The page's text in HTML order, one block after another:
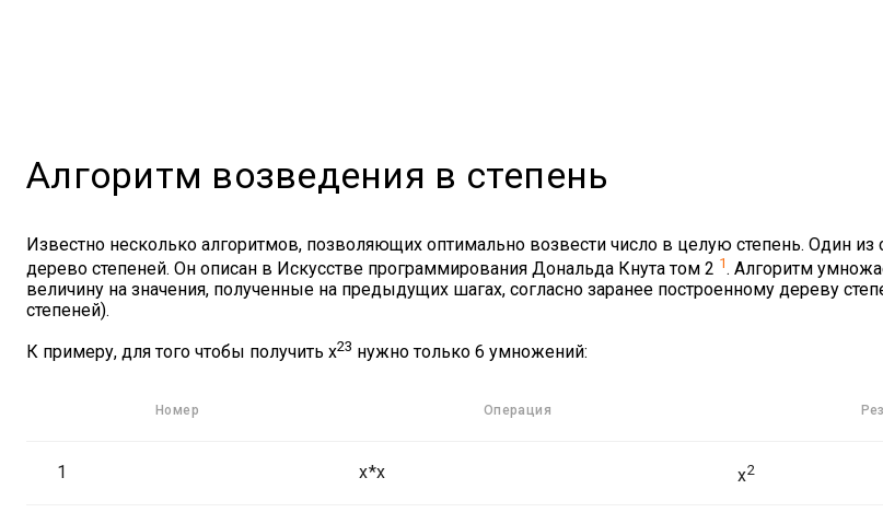
Алгоритм возведения в степень
Известно несколько алгоритмов, позволяющих оптимально возвести число в целую степень. Один
дерево степеней. Он описан в Искусстве программирования Дональда Кнута том 2 1. Алгоритм
величину на значения, полученные на предыдущих шагах, согласно заранее построенному дереву
степеней).
К примеру, для того чтобы получить x23 нужно только 6 умножений:
Номер Операция
1 x*x x2